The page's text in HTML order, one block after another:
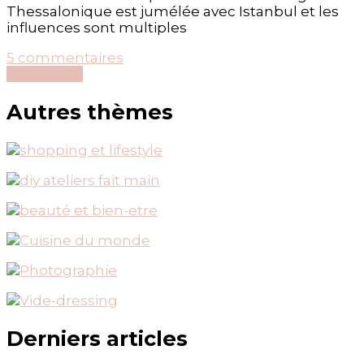
Thessalonique est jumélée avec Istanbul et les
influences sont multiples
5 commentaires
Thessalonique
#BlogTrottersGR
Autres thèmes
Derniers articles